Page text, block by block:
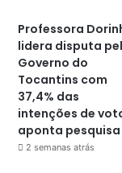
Professora
lidera disputa
Governo do
Tocantins com
37,4% das
intenções de
aponta pesquisa
2 semanas atrás